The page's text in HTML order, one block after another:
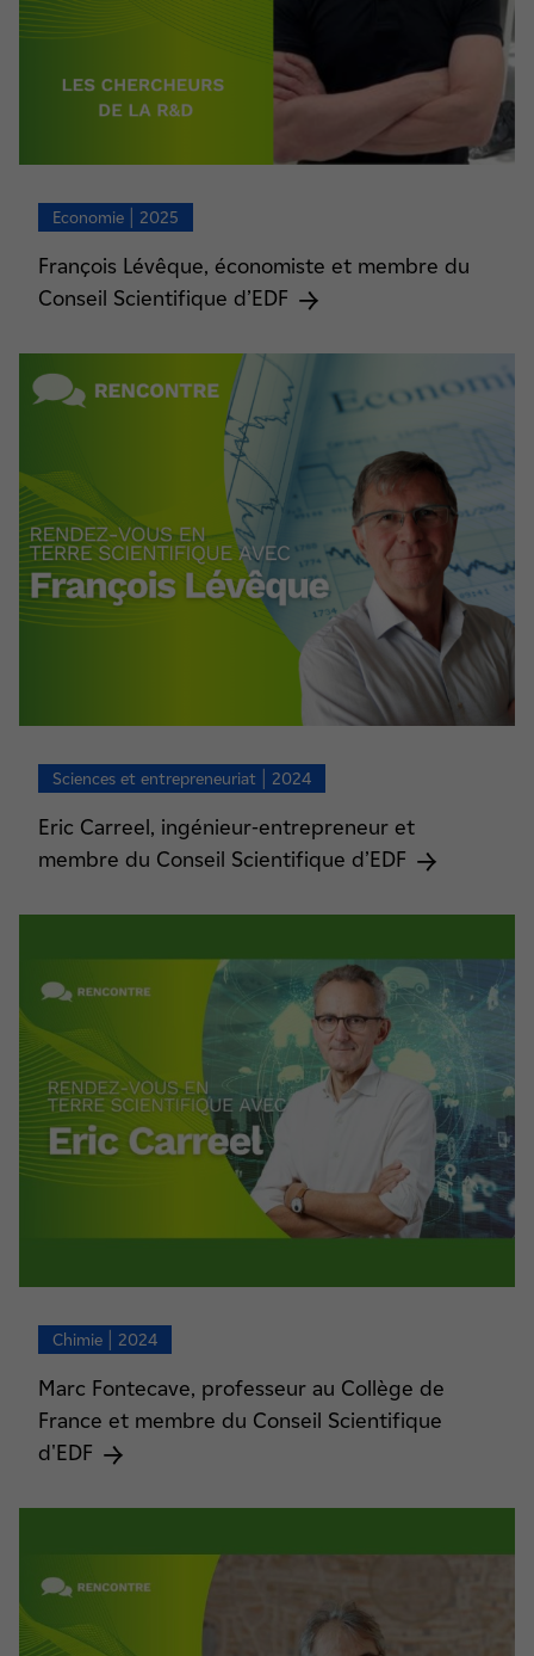
Economie | 2025
François Lévêque, économiste et membre du
Conseil Scientifique d’EDF
Sciences et entrepreneuriat | 2024
Eric Carreel, ingénieur-entrepreneur et
membre du Conseil Scientifique d’EDF
Chimie | 2024
Marc Fontecave, professeur au Collège de
France et membre du Conseil Scientifique
d'EDF